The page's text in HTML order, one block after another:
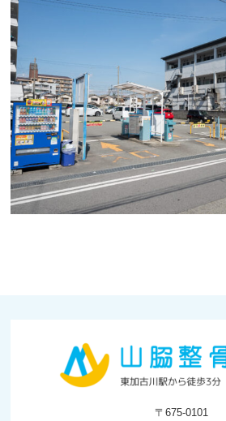
〒675-0101